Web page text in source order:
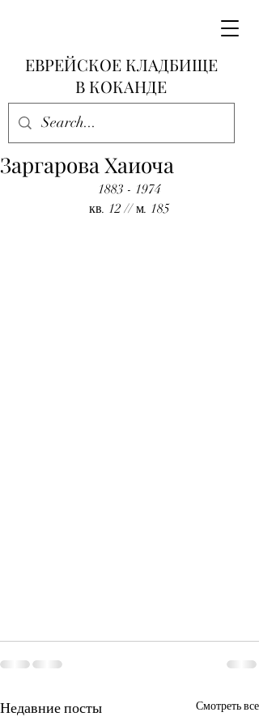
ЕВРЕЙСКОЕ КЛАДБИЩЕ
В КОКАНДЕ
Заргарова Хаиоча
1883 - 1974
кв. 12 // м. 185
Недавние посты Смотреть все